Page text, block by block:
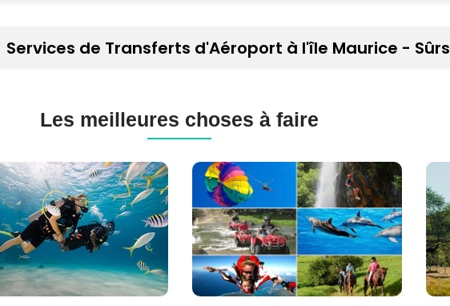
Services de Transferts d'Aéroport à l'île Maurice -
Les meilleures choses à faire
Excursions
à
l'île
Maurice
(120+
options)